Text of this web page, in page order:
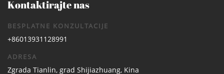
Kontaktirajte nas
BESPLATNE KONZULTACIJE
+86013931128991
ADRESA
Zgrada Tianlin, grad Shijiazhuang, Kina